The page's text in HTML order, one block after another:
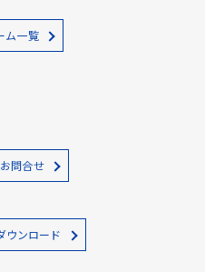
ム一覧
問合せ
ウンロード